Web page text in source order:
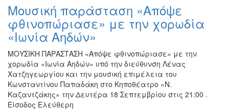
Μουσική παράσταση «Απόψε
φθινοπώριασε» με την χορωδία
«Ιωνία Αηδών»
ΜΟΥΣΙΚΗ ΠΑΡΑΣΤΑΣΗ «Απόψε φθινοπώριασε» με την
χορωδία «Ιωνία Αηδών» υπό την διεύθυνση Λένας
Χατζηγεωργίου και την μουσική επιμέλεια του
Κωνσταντίνου Παπαδάκη στο Κηποθέατρο «Ν.
Καζαντζάκης» την Δευτέρα 18 Σεπτεμβρίου στις 21:00 .
Είσοδος Ελεύθερη